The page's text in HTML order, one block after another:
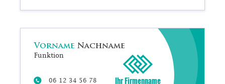
06 12 34 56 78
Funktion
VornameNachname
Ihr Firmenname